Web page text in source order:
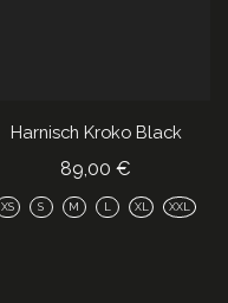
Harnisch Kroko Black
89,00 €
XS S M L XL XXL